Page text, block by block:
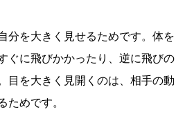
分を大きく見せるためです。体を
ぐに飛びかかったり、逆に飛びの
目を大きく見開くのは、相手の動
ためです。